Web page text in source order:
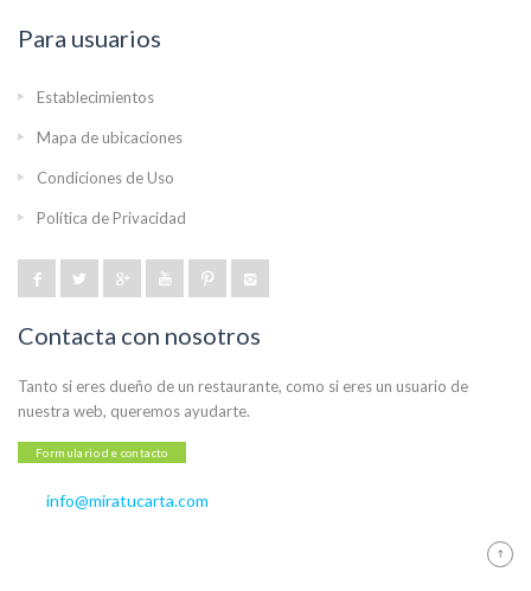
Para usuarios
Establecimientos
Mapa de ubicaciones
Condiciones de Uso
Política de Privacidad
Contacta con nosotros
Tanto si eres dueño de un restaurante, como si eres un usuario de
nuestra web, queremos ayudarte.
Formulario de contacto
info@miratucarta.com